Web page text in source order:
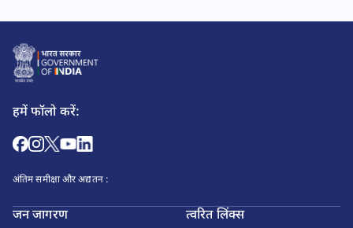
हमें फॉलो करें:
अंतिम समीक्षा और अद्यतन :
जन जागरण त्वरित लिंक्स